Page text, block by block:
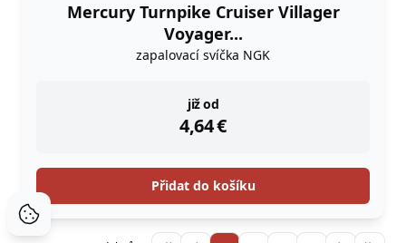
Mercury Turnpike Cruiser Villager
Voyager...
zapalovací svíčka NGK
již od
4,64€
instock
Přidat do košíku